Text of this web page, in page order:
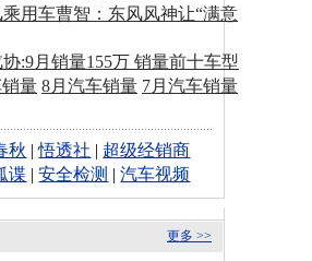
乘用车曹智：东风风神让“满意
:9月销量155万 销量前十车型
销量 8月汽车销量 7月汽车销量
秋 |悟透社 | 超级经销商
谍 |安全检测 |汽车视频
更多 >>